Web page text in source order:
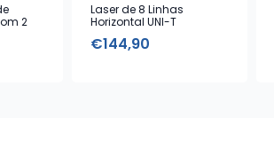
2
Laser de 8 Linhas
Horizontal UNI-T
€144,90